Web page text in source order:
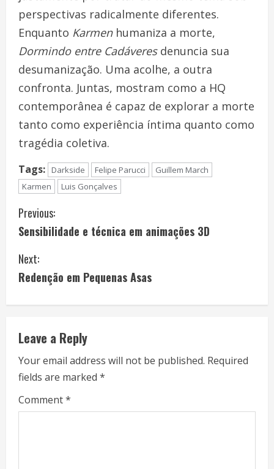
perspectivas radicalmente diferentes.
Enquanto Karmenhumaniza a morte,
Dormindo entre Cadáveresdenuncia sua
desumanização. Uma acolhe, a outra
confronta. Juntas, mostram como a HQ
contemporânea é capaz de explorar a morte
tanto como experiência íntima quanto como
tragédia coletiva.
Tags: Darkside Felipe Parucci
Guillem March
Karmen
Luis Gonçalves
C
o
n
n
u
e
R
Previous:
Sensibilidade e técnica em animações 3D
Next:
Redenção em Pequenas Asas
Leave a Reply
Your email address will not be published. Required
fields are marked *
Comment*